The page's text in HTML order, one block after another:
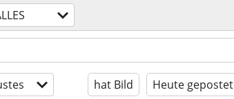
hat Bild Heute gepostet